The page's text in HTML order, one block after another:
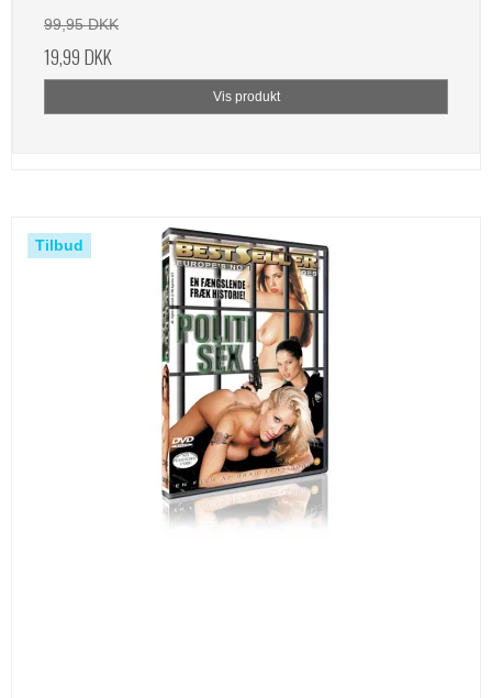
99,95 DKK
19,99 DKK
Vis produkt
Tilbud